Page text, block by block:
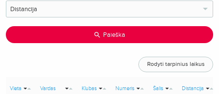
Paieška
Rodyti tarpinius laikus
Vieta Vardas Klubas Numeris Šalis Distancija